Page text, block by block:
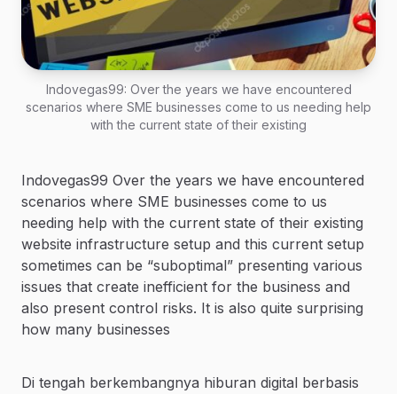
Indovegas99: Over the years we have encountered
scenarios where SME businesses come to us needing help
with the current state of their existing
Indovegas99 Over the years we have encountered
scenarios where SME businesses come to us
needing help with the current state of their existing
website infrastructure setup and this current setup
sometimes can be “suboptimal” presenting various
issues that create inefficient for the business and
also present control risks. It is also quite surprising
how many businesses
Di tengah berkembangnya hiburan digital berbasis